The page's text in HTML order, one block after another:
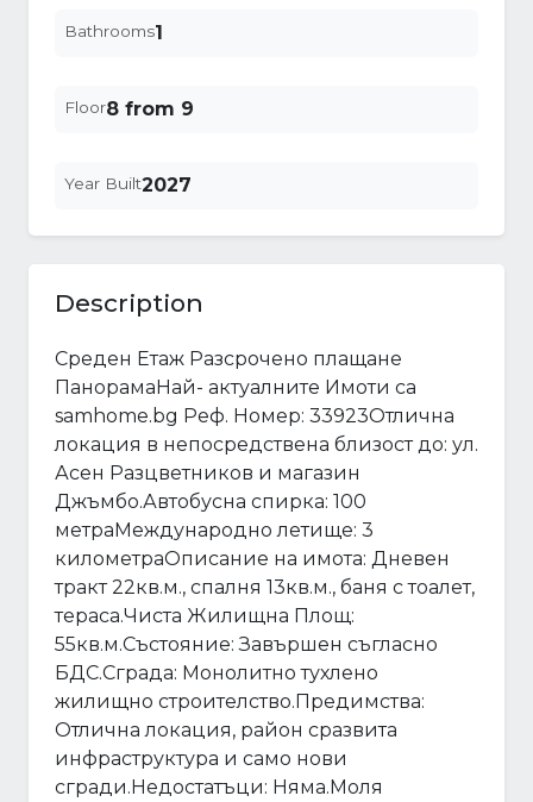
Bathrooms1
Floor8 from 9
Year Built2027
Description
Среден Етаж Разсрочено плащане
ПанорамаНай- актуалните Имоти са
samhome.bg Реф. Номер: 33923Отлична
локация в непосредствена близост до: ул.
Асен Разцветников и магазин
Джъмбо.Автобусна спирка: 100
метраМеждународно летище: 3
километраОписание на имота: Дневен
тракт 22кв.м., спалня 13кв.м., баня с тоалет,
тераса.Чиста Жилищна Площ:
55кв.м.Състояние: Завършен съгласно
БДС.Сграда: Монолитно тухлено
жилищно строителство.Предимства:
Отлична локация, район сразвита
инфраструктура и само нови
сгради.Недостатъци: Няма.Моля